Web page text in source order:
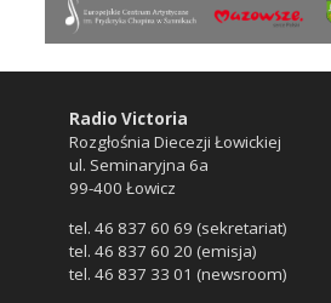
Radio Victoria
Rozgłośnia Diecezji Łowickiej
ul. Seminaryjna 6a
99-400 Łowicz
tel. 46 837 60 69 (sekretariat)
tel. 46 837 60 20 (emisja)
tel. 46 837 33 01 (newsroom)